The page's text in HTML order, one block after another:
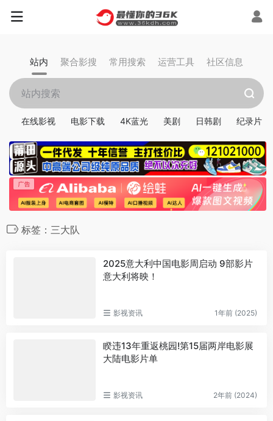
站内 聚合影搜 常用搜索 运营工具 社区信息
在线影视 电影下载 4K蓝光 美剧 日韩剧 纪录片
标签：三大队
2025意大利中国电影周启动 9部影片
意大利将映！
影视资讯 1年前 (2025)
睽违13年重返桃园!第15届两岸电影展
大陆电影片单
影视资讯 2年前 (2024)